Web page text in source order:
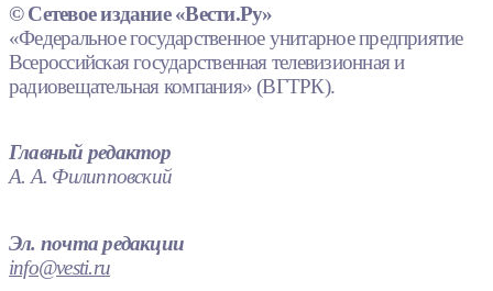
© Сетевое издание «Вести.Ру»
«Федеральное государственное унитарное предприятие
Всероссийская государственная телевизионная и
радиовещательная компания» (ВГТРК).
Главный редактор
А. А. Филипповский
Эл. почта редакции
info@vesti.ru